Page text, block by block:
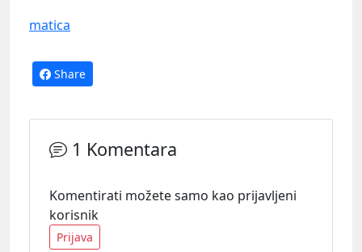
matica
Share
1 Komentara
Komentirati možete samo kao prijavljeni
korisnik
Prijava